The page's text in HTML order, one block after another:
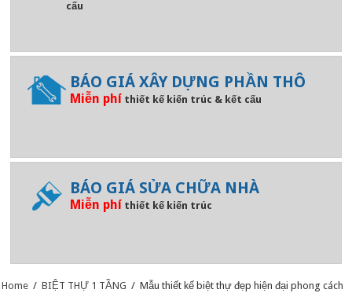
cấu
BÁO GIÁ XÂY DỰNG PHẦN THÔ
Miễn phí thiết kế kiến trúc & kết cấu
BÁO GIÁ SỬA CHỮA NHÀ
Miễn phí thiết kế kiến trúc
Home / BIỆT THỰ 1 TẦNG / Mẫu thiết kế biệt thự đẹp hiện đại phong cách